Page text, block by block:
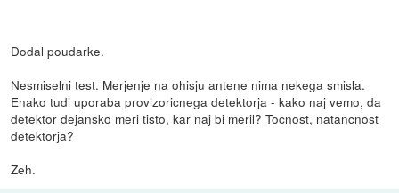
Dodal poudarke.
Nesmiselni test. Merjenje na ohisju antene nima nekega smisla.
Enako tudi uporaba provizoricnega detektorja - kako naj vemo, da
detektor dejansko meri tisto, kar naj bi meril? Tocnost, natancnost
detektorja?
Zeh.